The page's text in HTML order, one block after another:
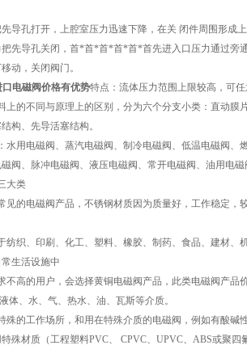
导孔打开，上腔室压力迅速下降，在关 闭件周围形成
先导孔关闭，首*首*首*首*首*首先进入口压力通过旁
动，关闭阀门。
电磁阀价格有优势特点：流体压力范围上限较高，可
上的不同与原理上的区别，分为六个分支小类：直动膜
构、先导活塞结构。
水用电磁阀、蒸汽电磁阀、制冷电磁阀、低温电磁阀、
阀、脉冲电磁阀、液压电磁阀、常开电磁阀、油用电
上可以分为三大类
见的电磁阀产品，不锈钢材质因为质量好，工作稳定
纺织、印刷、化工、塑料、橡胶、制药、食品、建材、
生活设施中
不高的用户，会选择黄铜电磁阀产品，此类电磁阀产品
体、水、气、热水、油、瓦斯等介质。
殊的工作场所，和用在特殊介质的电磁阀，例如有酸碱
殊材质（工程塑料PVC、 CPVC、UPVC、ABS或聚